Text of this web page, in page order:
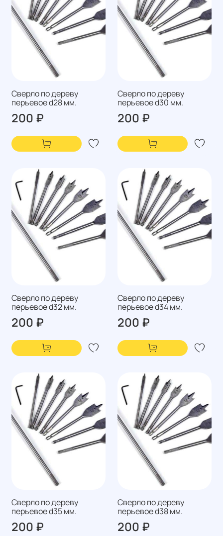
Сверло по дереву
перьевое d28 мм.
200 ₽
Сверло по дереву
перьевое d30 мм.
200 ₽
Сверло по дереву
перьевое d32 мм.
200 ₽
Сверло по дереву
перьевое d34 мм.
200 ₽
Сверло по дереву
перьевое d35 мм.
200 ₽
Сверло по дереву
перьевое d38 мм.
200 ₽